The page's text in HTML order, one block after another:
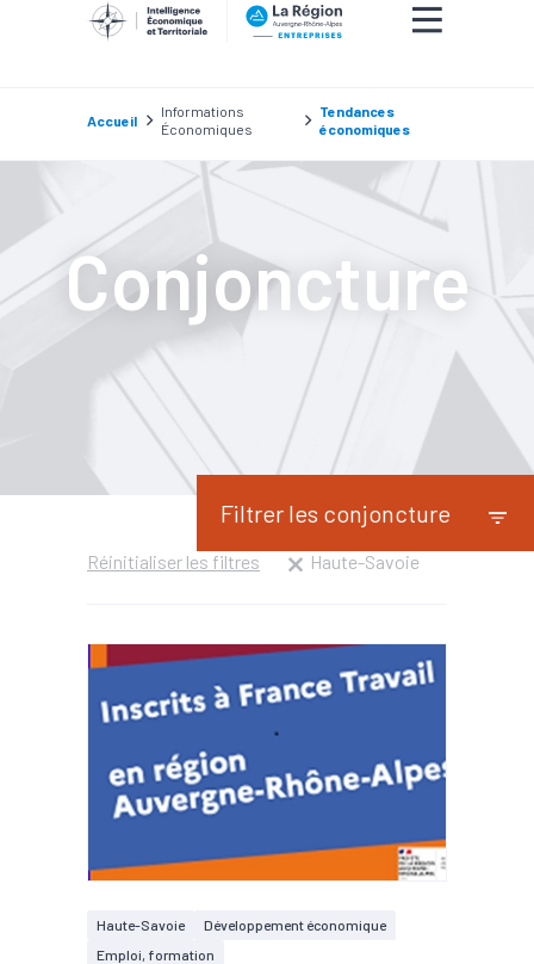
Accueil
Informations
Économiques
Tendances
économiques
Conjoncture
Filtrer les conjoncture
Réinitialiser les filtres Haute-Savoie
Haute-Savoie
Développement économique
Emploi, formation